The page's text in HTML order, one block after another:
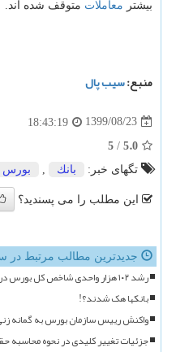
بیشتر معاملات متوقف شده اند.
منبع:سیب پال
1399/08/23
18:43:19
5.0
/
5
تگهای خبر:
بانك , بورس
این مطلب را می پسندید؟
جدیدترین مطالب مرتبط در
رشد ۱۰۲ هزار واحدی شاخص کل بورس در ۲۰ دقیقه
بانکها هک شدند؟!
واکنش رییس سازمان بورس به گمانه
جزئیات تغییر کلیدی در نحوه محاسبه